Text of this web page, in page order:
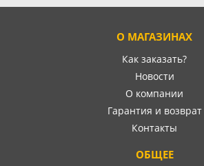
О МАГАЗИНАХ
Как заказать?
Новости
О компании
Гарантия и возврат
Контакты
ОБЩЕЕ